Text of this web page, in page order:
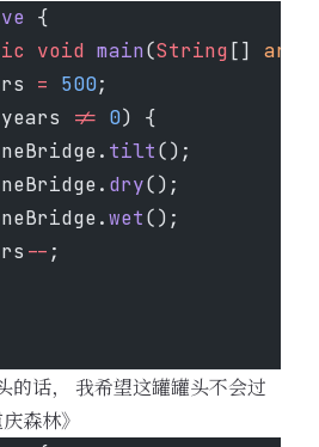
{
void main(String [] args
= 500;
!= 0) {
tilt();
dry();
wet();
-- ;
的话， 我希望这罐罐头不会过
森林》